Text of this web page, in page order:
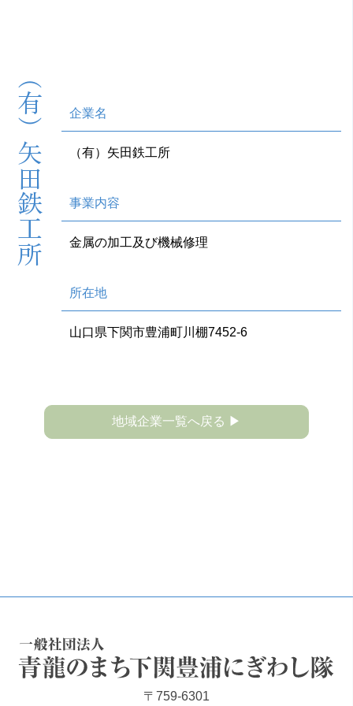
（有）矢田鉄工所 企業名
（有）矢田鉄工所
事業内容
金属の加工及び機械修理
所在地
山口県下関市豊浦町川棚7452-6
地域企業一覧へ戻る ▶
〒759-6301